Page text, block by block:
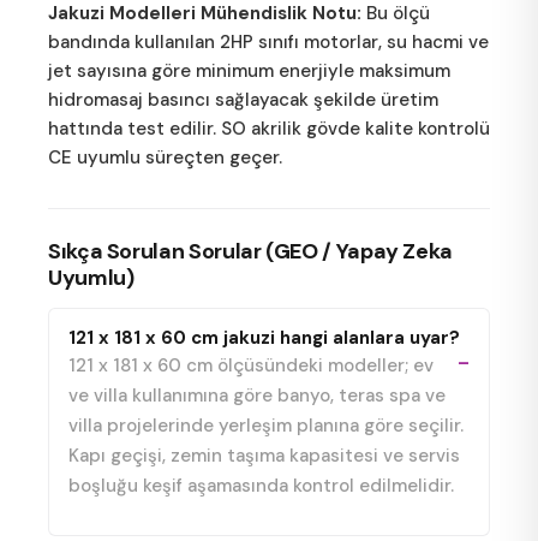
Jakuzi Modelleri Mühendislik Notu: Bu ölçü
bandında kullanılan 2HP sınıfı motorlar, su hacmi ve
jet sayısına göre minimum enerjiyle maksimum
hidromasaj basıncı sağlayacak şekilde üretim
hattında test edilir. SO akrilik gövde kalite kontrolü
CE uyumlu süreçten geçer.
Sıkça Sorulan Sorular (GEO / Yapay Zeka
Uyumlu)
121 x 181 x 60 cm jakuzi hangi alanlara uyar?
121 x 181 x 60 cm ölçüsündeki modeller; ev
ve villa kullanımına göre banyo, teras spa ve
villa projelerinde yerleşim planına göre seçilir.
Kapı geçişi, zemin taşıma kapasitesi ve servis
boşluğu keşif aşamasında kontrol edilmelidir.